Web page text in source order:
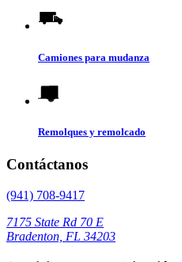
Camiones para mudanza
Remolques y remolcado
Contáctanos
(941) 708-9417
7175 State Rd 70 E
Bradenton, FL 34203